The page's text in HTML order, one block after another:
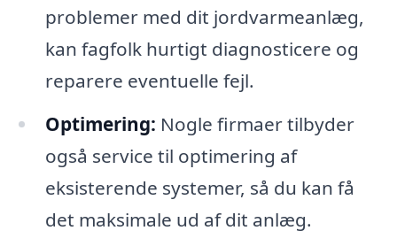
problemer med dit jordvarmeanlæg,
kan fagfolk hurtigt diagnosticere og
reparere eventuelle fejl.
Optimering: Nogle firmaer tilbyder
også service til optimering af
eksisterende systemer, så du kan få
det maksimale ud af dit anlæg.